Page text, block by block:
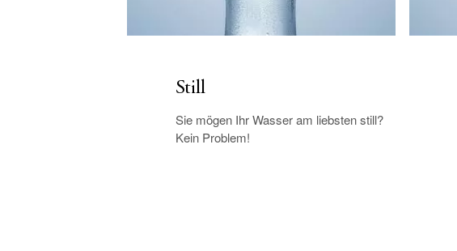
Still
Sie mögen Ihr Wasser am liebsten still?
Kein Problem!